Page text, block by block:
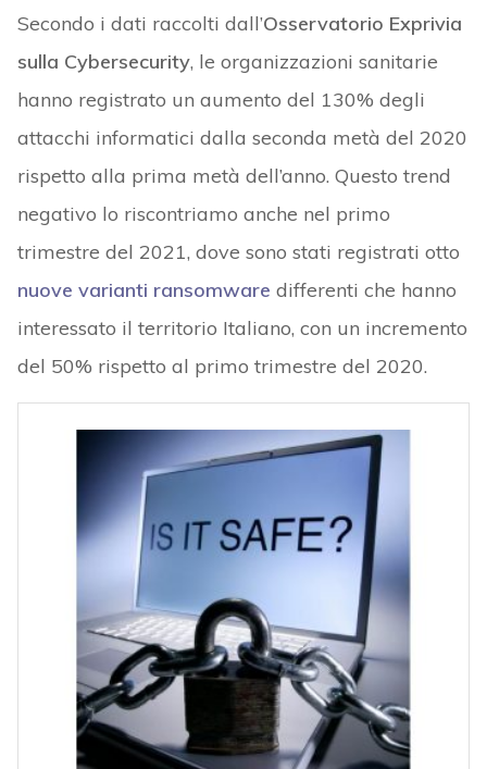
Secondo i dati raccolti dall’Osservatorio Exprivia
sulla Cybersecurity, le organizzazioni sanitarie
hanno registrato un aumento del 130% degli
attacchi informatici dalla seconda metà del 2020
rispetto alla prima metà dell’anno. Questo trend
negativo lo riscontriamo anche nel primo
trimestre del 2021, dove sono stati registrati otto
nuove varianti ransomware differenti che hanno
interessato il territorio Italiano, con un incremento
del 50% rispetto al primo trimestre del 2020.